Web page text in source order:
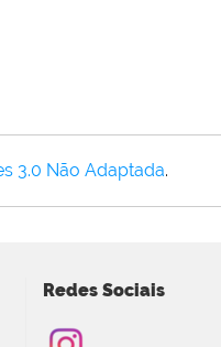
3.0 Não Adaptada.
Redes Sociais